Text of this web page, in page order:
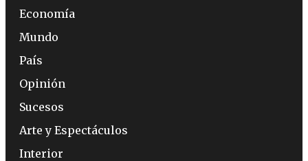
Economía
Mundo
País
Opinión
Sucesos
Arte y Espectáculos
Interior